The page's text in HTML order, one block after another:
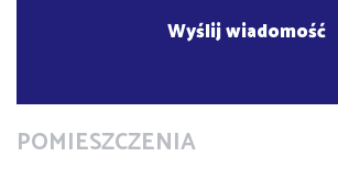
POMIESZCZENIA